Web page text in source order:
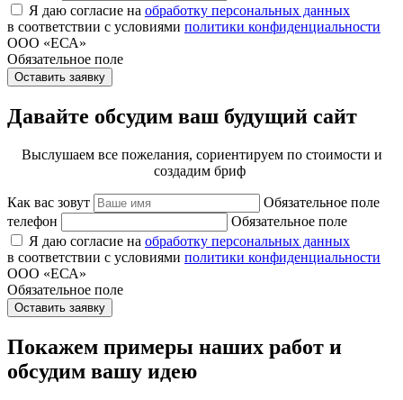
Я даю согласие на обработку персональных данных
в соответствии с условиями политики конфиденциальности
ООО «ЕСА»
Обязательное поле
Оставить заявку
Давайте обсудим ваш будущий сайт
Выслушаем все пожелания, сориентируем по стоимости и
создадим бриф
Как вас зовут
Обязательное поле
телефон
Обязательное поле
Я даю согласие на обработку персональных данных
в соответствии с условиями политики конфиденциальности
ООО «ЕСА»
Обязательное поле
Оставить заявку
Покажем примеры наших работ и
обсудим вашу идею